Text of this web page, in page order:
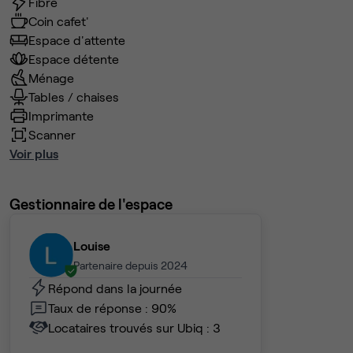
Coin cafet'
Espace d'attente
Espace détente
Ménage
Tables / chaises
Imprimante
Scanner
Voir plus
Gestionnaire de l'espace
Louise
Partenaire depuis 2024
Répond dans la journée
Taux de réponse : 90%
Locataires trouvés sur Ubiq : 3